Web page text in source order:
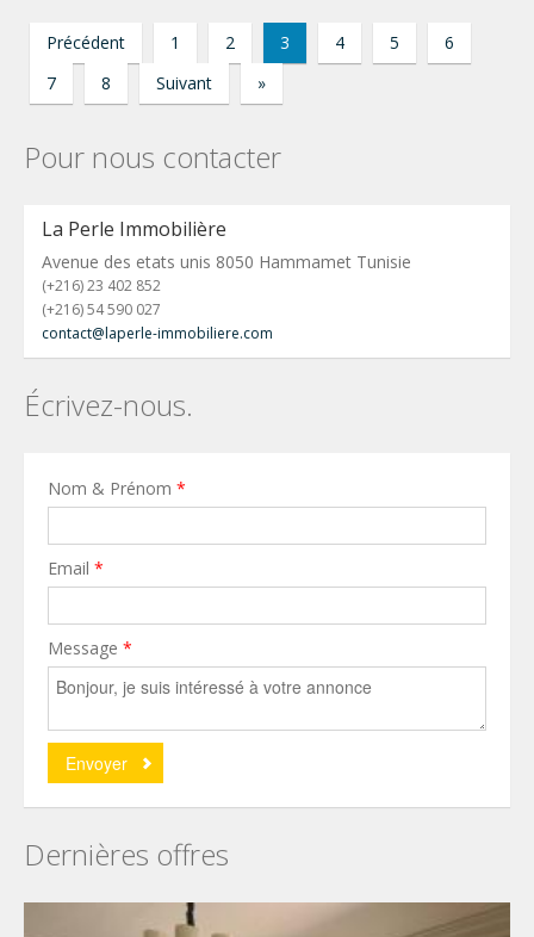
Précédent 1 2 3 4 5
6
7
8 Suivant »
Pour nous contacter
La Perle Immobilière
Avenue des etats unis 8050 Hammamet Tunisie
(+216) 23 402 852
(+216) 54 590 027
contact@laperle-immobiliere.com
Écrivez-nous.
Nom & Prénom *
Email *
Message *
Dernières offres